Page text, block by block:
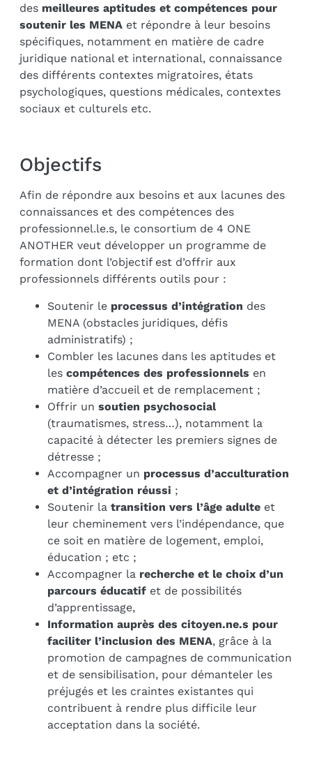
des meilleures aptitudes et compétences pour
soutenir les MENAet répondre à leur besoins
spécifiques, notamment en matière de cadre
juridique national et international, connaissance
des différents contextes migratoires, états
psychologiques, questions médicales, contextes
sociaux et culturels etc.
Objectifs
Afin de répondre aux besoins et aux lacunes des
connaissances et des compétences des
professionnel.le.s, le consortium de 4 ONE
ANOTHER veut développer un programme de
formation dont l’objectif est d’offrir aux
professionnels différents outils pour :
Soutenir le processus d’intégration des
MENA (obstacles juridiques, défis
administratifs) ;
Combler les lacunes dans les aptitudes et
les compétences des professionnels en
matière d’accueil et de remplacement ;
Offrir un soutien psychosocial
(traumatismes, stress…), notamment la
capacité à détecter les premiers signes de
détresse ;
Accompagner un processus d’acculturation
et d’intégration réussi ;
Soutenir la transition vers l’âge adulteet
leur cheminement vers l’indépendance, que
ce soit en matière de logement, emploi,
éducation ; etc ;
Accompagner la recherche et le choix d’un
parcours éducatif et de possibilités
d’apprentissage,
Information auprès des citoyen.ne.s pour
faciliter l’inclusion des MENA, grâce à la
promotion de campagnes de communication
et de sensibilisation, pour démanteler les
préjugés et les craintes existantes qui
contribuent à rendre plus difficile leur
acceptation dans la société.